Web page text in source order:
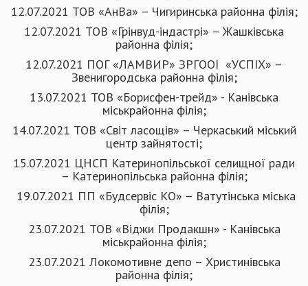
12.07.2021 ТОВ «АнВа» – Чигиринська районна філія;
12.07.2021 ТОВ «Грінвуд-індастрі» – Жашківська
районна філія;
12.07.2021 ПОГ «ЛАМВИР» ЗРГООІ «УСПІХ» –
Звенигородська районна філія;
13.07.2021 ТОВ «Борисфен-трейд» - Канівська
міськрайонна філія;
14.07.2021 ТОВ «Світ ласощів» – Черкаський міський
центр зайнятості;
15.07.2021 ЦНСП Катеринопільської селищної ради
– Катеринопільська районна філія;
19.07.2021 ПП «Будсервіс КО» – Ватутінська міська
філія;
23.07.2021 ТОВ «Віджи Продакшн» - Канівська
міськрайонна філія;
23.07.2021 Локомотивне депо – Христинівська
районна філія;